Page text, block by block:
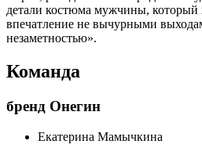
детали костюма мужчины, который
впечатление не вычурными
незаметностью».
Команда
бренд Онегин
Екатерина Мамычкина